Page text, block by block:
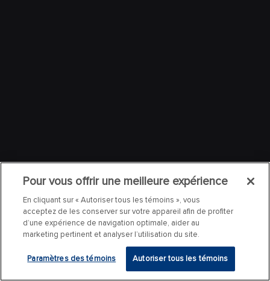
Pour vous offrir une meilleure expérience
En cliquant sur « Autoriser tous les témoins », vous
acceptez de les conserver sur votre appareil afin de profiter
d’une expérience de navigation optimale, aider au
marketing pertinent et analyser l’utilisation du site.
Paramètres des témoins Autoriser tous les témoins